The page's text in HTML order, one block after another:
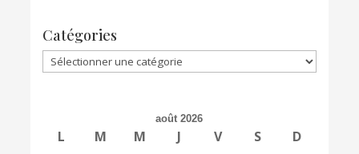
Catégories
Catégories
août 2026
L M M J V S
D